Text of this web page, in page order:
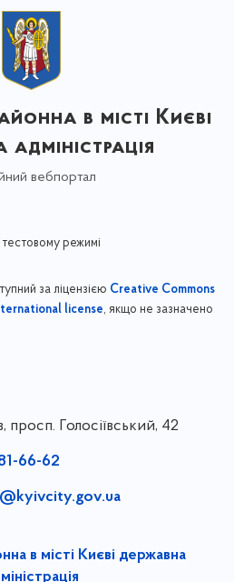
в місті Києві
вебпортал
режимі
за ліцензією Creative Commons
license, якщо не зазначено
просп. Голосіївський, 42
66-62
в місті Києві державна